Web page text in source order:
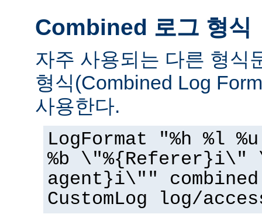
Combined 로그 형식
자주 사용되는 다른 형식
형식(Combined Log
사용한다.
LogFormat "%h %l
%b \"%{Referer}i\"
agent}i\"" combined
CustomLog log/